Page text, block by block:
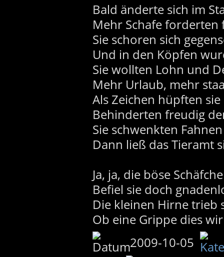
Bald änderte sich im
Mehr Schafe forderten
Sie schoren sich
Und in den Köpfen
Sie wollten Lohn und
Mehr Urlaub, mehr
Als Zeichen hüpften
Behinderten freudig
Sie schwenkten
Dann ließ das Tieramt
Ja, ja, die böse
Befiel sie doch
Die kleinen Hirne trieb
Ob eine Grippe dies
2009-10-05